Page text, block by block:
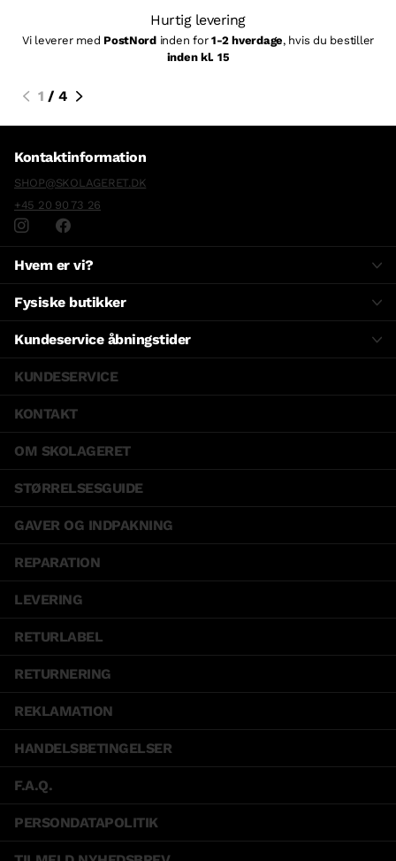
Hurtig levering
Vi leverer med PostNordinden for1-2 hverdage, hvis du bestiller
inden kl. 15
1 / 4
Hvem er vi?
Fysiske butikker
Kundeservice åbningstider
Kontaktinformation
SHOP@SKOLAGERET.DK
+45 20 90 73 26
KUNDESERVICE
KONTAKT
OM SKOLAGERET
STØRRELSESGUIDE
GAVER OG INDPAKNING
REPARATION
LEVERING
RETURLABEL
RETURNERING
REKLAMATION
HANDELSBETINGELSER
F.A.Q.
PERSONDATAPOLITIK